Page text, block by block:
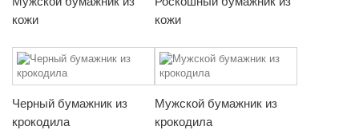
кожи
кожи
Черный бумажник из
крокодила
Мужской бумажник из
крокодила